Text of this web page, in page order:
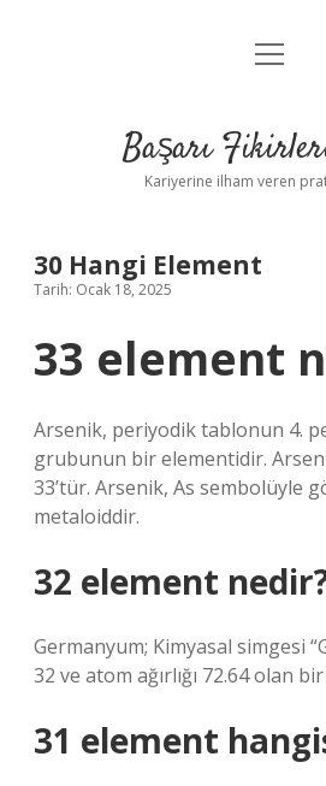
Anasayfa
Yasal Uyarı
menüyü
Başarı
Kariyerine ilham veren
30 Hangi Element
Tarih: Ocak 18, 2025
33 element
Arsenik, periyodik tablonun 4.
grubunun bir elementidir.
33’tür. Arsenik, As sembolüyle
metaloiddir.
32 element
Germanyum; Kimyasal simgesi
32 ve atom ağırlığı 72.64 olan
31 element